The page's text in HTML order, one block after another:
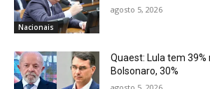
Nacionais
agosto 5, 2026
Quaest: Lula tem 39%
Bolsonaro, 30%